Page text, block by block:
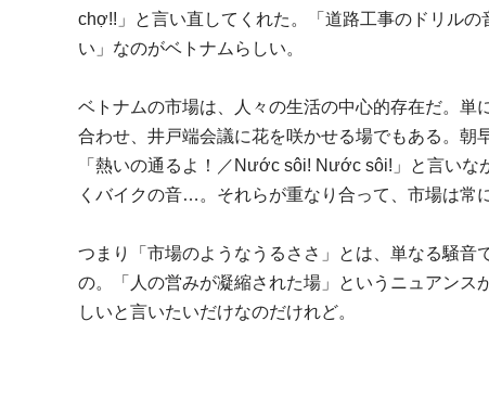
chợ!!」と言い直してくれた。「道路工事のドリル
い」なのがベトナムらしい。
ベトナムの市場は、人々の生活の中心的存在だ。
合わせ、井戸端会議に花を咲かせる場でもある。
「熱いの通るよ！／Nước sôi! Nước sôi!」と言い
くバイクの音…。それらが重なり合って、市場は常
つまり「市場のようなうるささ」とは、単なる騒
の。「人の営みが凝縮された場」というニュアン
しいと言いたいだけなのだけれど。